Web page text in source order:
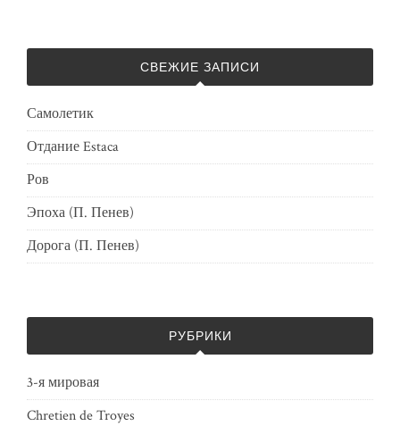
СВЕЖИЕ ЗАПИСИ
Самолетик
Отдание Estaca
Ров
Эпоха (П. Пенев)
Дорога (П. Пенев)
РУБРИКИ
3-я мировая
Chretien de Troyes